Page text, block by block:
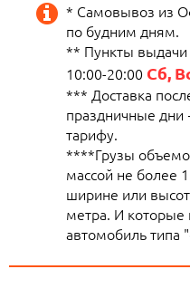
* Самовывоз из
по будним дням.
** Пункты выдачи
10:00-20:00 Сб,
*** Доставка
праздничные дни
тарифу.
****Грузы
массой не более
ширине или
метра. И
автомобиль типа